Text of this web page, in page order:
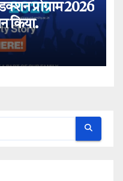
प्रोग्राम 2026
किया.